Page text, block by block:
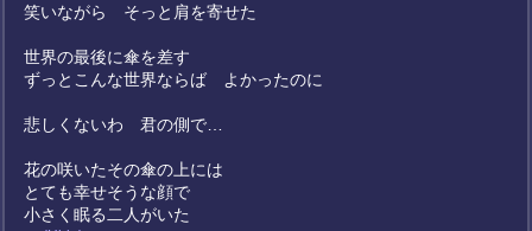
笑いながら そっと肩を寄せた
世界の最後に傘を差す
ずっとこんな世界ならば よかったのに
悲しくないわ 君の側で…
花の咲いたその傘の上には
とても幸せそうな顔で
小さく眠る二人がいた